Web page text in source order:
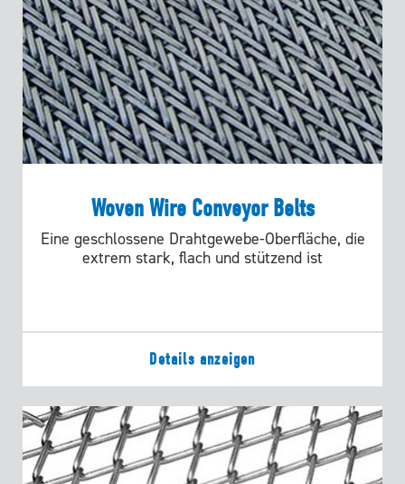
Woven Wire Conveyor Belts
Eine geschlossene Drahtgewebe-Oberfläche, die
extrem stark, flach und stützend ist
Details anzeigen